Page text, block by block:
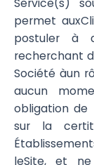
permet
postuler à
recherchant
Société àun
aucun
obligation de
sur la
leSite, et